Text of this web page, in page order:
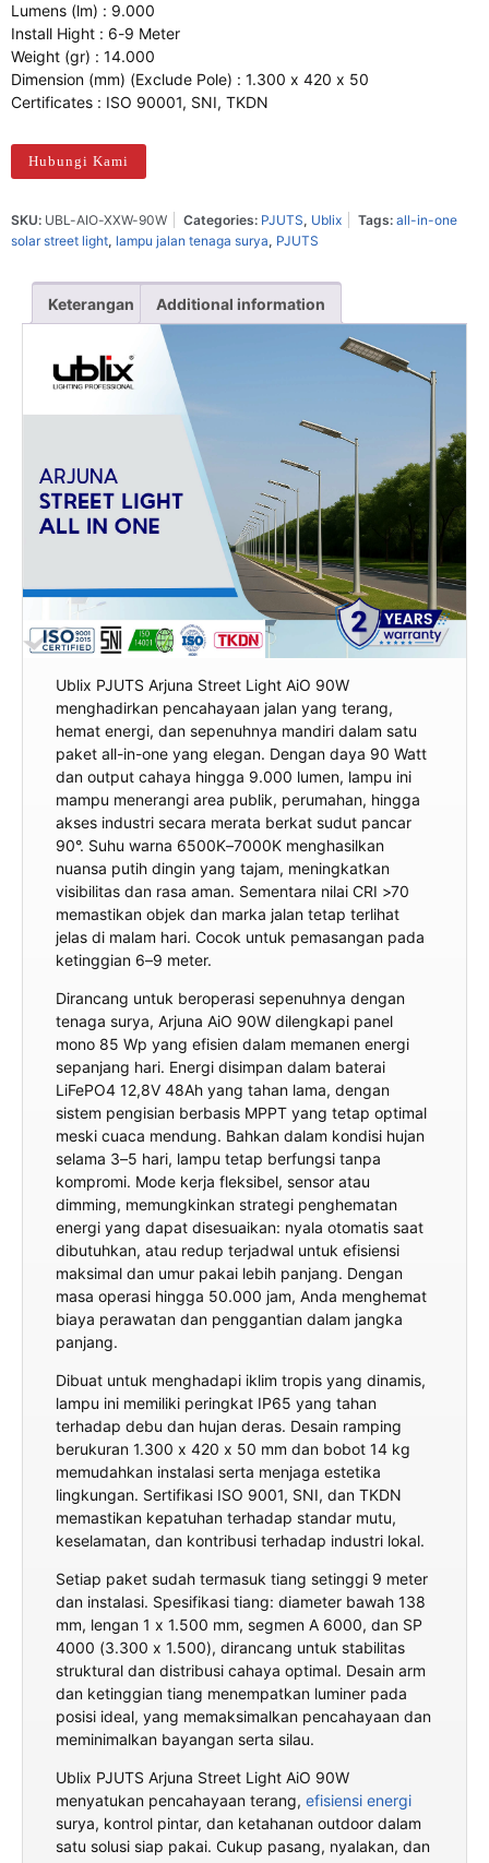
Lumens (lm) : 9.000
Install Hight : 6-9 Meter
Weight (gr) : 14.000
Dimension (mm) (Exclude Pole) : 1.300 x 420 x 50
Certificates : ISO 90001, SNI, TKDN
Hubungi Kami
SKU: UBL-AIO-XXW-90W Categories: PJUTS, Ublix Tags: all-in-one
solar street light, lampu jalan tenaga surya, PJUTS
Keterangan Additional information
Ublix PJUTS Arjuna Street Light AiO 90W
menghadirkan pencahayaan jalan yang terang,
hemat energi, dan sepenuhnya mandiri dalam satu
paket all-in-one yang elegan. Dengan daya 90 Watt
dan output cahaya hingga 9.000 lumen, lampu ini
mampu menerangi area publik, perumahan, hingga
akses industri secara merata berkat sudut pancar
90°. Suhu warna 6500K–7000K menghasilkan
nuansa putih dingin yang tajam, meningkatkan
visibilitas dan rasa aman. Sementara nilai CRI >70
memastikan objek dan marka jalan tetap terlihat
jelas di malam hari. Cocok untuk pemasangan pada
ketinggian 6–9 meter.
Dirancang untuk beroperasi sepenuhnya dengan
tenaga surya, Arjuna AiO 90W dilengkapi panel
mono 85 Wp yang efisien dalam memanen energi
sepanjang hari. Energi disimpan dalam baterai
LiFePO4 12,8V 48Ah yang tahan lama, dengan
sistem pengisian berbasis MPPT yang tetap optimal
meski cuaca mendung. Bahkan dalam kondisi hujan
selama 3–5 hari, lampu tetap berfungsi tanpa
kompromi. Mode kerja fleksibel, sensor atau
dimming, memungkinkan strategi penghematan
energi yang dapat disesuaikan: nyala otomatis saat
dibutuhkan, atau redup terjadwal untuk efisiensi
maksimal dan umur pakai lebih panjang. Dengan
masa operasi hingga 50.000 jam, Anda menghemat
biaya perawatan dan penggantian dalam jangka
panjang.
Dibuat untuk menghadapi iklim tropis yang dinamis,
lampu ini memiliki peringkat IP65 yang tahan
terhadap debu dan hujan deras. Desain ramping
berukuran 1.300 x 420 x 50 mm dan bobot 14 kg
memudahkan instalasi serta menjaga estetika
lingkungan. Sertifikasi ISO 9001, SNI, dan TKDN
memastikan kepatuhan terhadap standar mutu,
keselamatan, dan kontribusi terhadap industri lokal.
Setiap paket sudah termasuk tiang setinggi 9 meter
dan instalasi. Spesifikasi tiang: diameter bawah 138
mm, lengan 1 x 1.500 mm, segmen A 6000, dan SP
4000 (3.300 x 1.500), dirancang untuk stabilitas
struktural dan distribusi cahaya optimal. Desain arm
dan ketinggian tiang menempatkan luminer pada
posisi ideal, yang memaksimalkan pencahayaan dan
meminimalkan bayangan serta silau.
Ublix PJUTS Arjuna Street Light AiO 90W
menyatukan pencahayaan terang, efisiensi energi
surya, kontrol pintar, dan ketahanan outdoor dalam
satu solusi siap pakai. Cukup pasang, nyalakan, dan